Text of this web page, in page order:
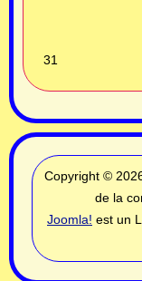
31
Copyright ©
de la
Joomla! est un